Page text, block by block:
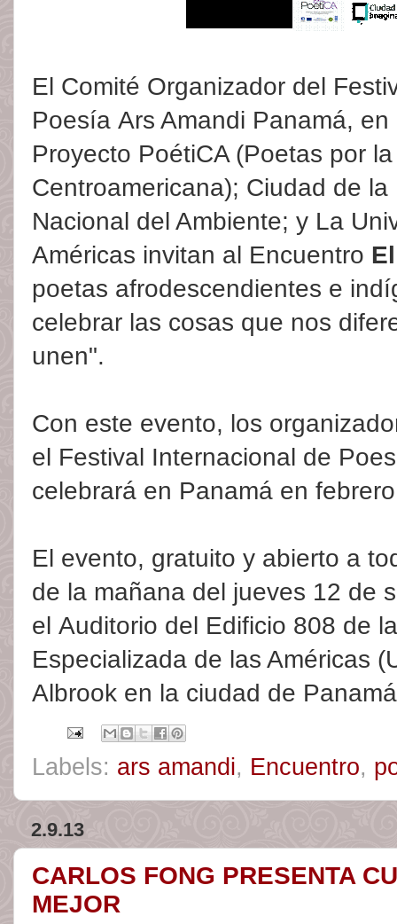
El Comité Organizador del
Poesía Ars Amandi Panamá,
Proyecto PoétiCA (Poetas por
Centroamericana); Ciudad de
Nacional del Ambiente; y La
Américas invitan al Encuentro
poetas afrodescendientes e
celebrar las cosas que nos
unen".
Con este evento, los
el Festival Internacional de
celebrará en Panamá en
El evento, gratuito y abierto a
de la mañana del jueves 12 de
el Auditorio del Edificio 808 de
Especializada de las Américas
Albrook en la ciudad de
Labels: ars amandi, Encuentro,
2.9.13
CARLOS FONG PRESENTA
MEJOR